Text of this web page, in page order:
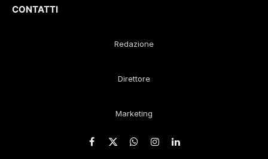
CONTATTI
Redazione
Direttore
Marketing
Facebook
X
WhatsApp
Instagram
LinkedIn